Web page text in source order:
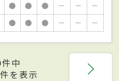
● ● ● － －
－
● ● ● － － －
中
を表示